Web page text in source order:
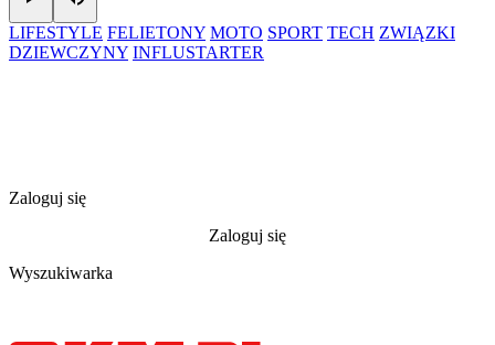
LIFESTYLE FELIETONY MOTO SPORT TECH ZWIĄZKI
DZIEWCZYNY INFLUSTARTER
Zaloguj się
Zaloguj się
Wyszukiwarka